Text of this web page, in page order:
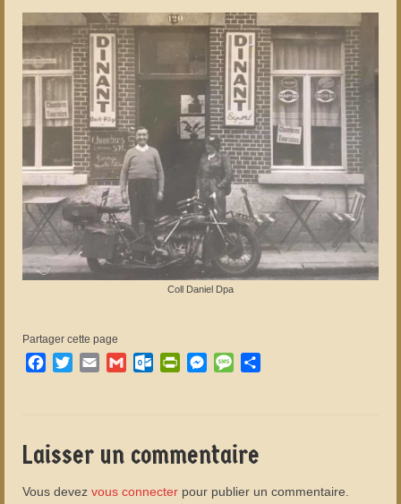
Coll Daniel Dpa
Partager cette page
Facebook
TwitterEmail GmailOutlook.com
PrintFriendly
Messenger
Message
Laisser un commentaire
Vous devez vous connecter pour publier un commentaire.